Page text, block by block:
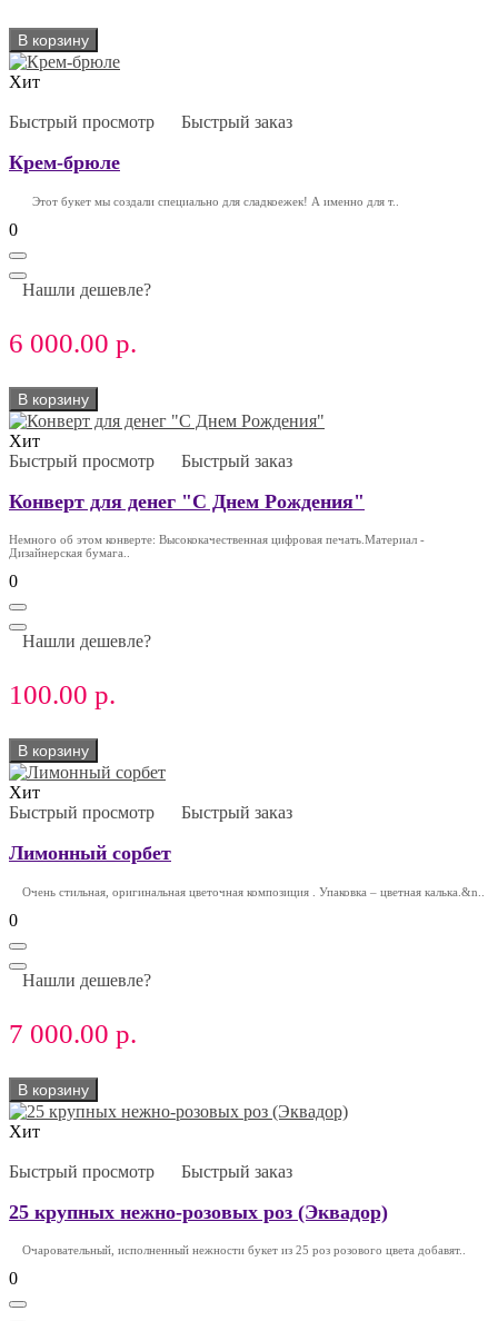
В корзину
Хит
Быстрый просмотр Быстрый заказ
Крем-брюле
Этот букет мы создали специально для сладкоежек! А именно для т..
0
Нашли дешевле?
6 000.00 р.
В корзину
Хит
Быстрый просмотр
Быстрый заказ
Конверт для денег "С Днем Рождения"
Немного об этом конверте: Высококачественная цифровая печать.Материал -
Дизайнерская бумага..
0
Нашли дешевле?
100.00 р.
В корзину
Хит
Быстрый просмотр
Быстрый заказ
Лимонный сорбет
Очень стильная, оригинальная цветочная композиция . Упаковка – цветная калька.&n..
0
Нашли дешевле?
7 000.00 р.
В корзину
Хит
Быстрый просмотр Быстрый заказ
25 крупных нежно-розовых роз (Эквадор)
Очаровательный, исполненный нежности букет из 25 роз розового цвета добавят..
0